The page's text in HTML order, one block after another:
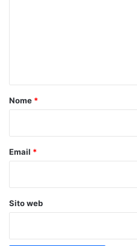
o
Nome *
Email *
Sito web